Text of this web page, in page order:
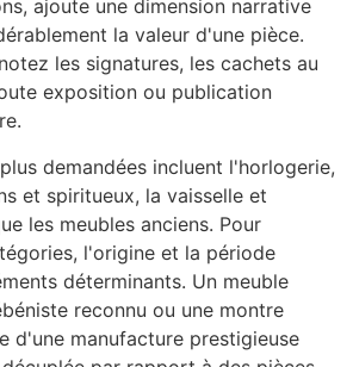
ajoute une dimension narrative
la valeur d'une pièce.
les signatures, les cachets au
exposition ou publication
demandées incluent l'horlogerie,
et spiritueux, la vaisselle et
les meubles anciens. Pour
l'origine et la période
déterminants. Un meuble
reconnu ou une montre
d'une manufacture prestigieuse